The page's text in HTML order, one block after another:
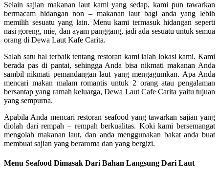
Selain sajian makanan laut kami yang sedap, kami pun tawarkan
bermacam hidangan non – makanan laut bagi anda yang lebih
memilih sesuatu yang lain. Menu kami termasuk hidangan seperti
nasi goreng, mie, dan ayam panggang, jadi ada sesuatu untuk semua
orang di Dewa Laut Kafe Carita.
Salah satu hal terbaik tentang restoran kami ialah lokasi kami. Kami
berada pas di pantai, sehingga Anda bisa nikmati makanan Anda
sambil nikmati pemandangan laut yang mengagumkan. Apa Anda
mencari makan malam romantis untuk 2 orang atau pengalaman
bersantap yang ramah keluarga, Dewa Laut Cafe Carita yaitu tujuan
yang sempurna.
Apabila Anda mencari restoran seafood yang tawarkan sajian yang
diolah dari rempah – rempah berkualitas. Koki kami bersemangat
mengolah makanan laut, dan anda menggunakan bakat anda buat
membuat sajian yang beraroma dan yang bergizi.
Menu Seafood Dimasak Dari Bahan Langsung Dari Laut